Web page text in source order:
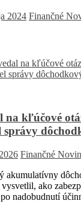
2024 Finančné
na kľúčové
Finančné
akumulatívny
ako
nadobudnutí